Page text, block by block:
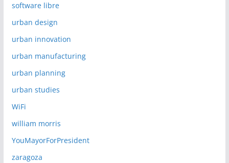
software libre
urban design
urban innovation
urban manufacturing
urban planning
urban studies
WiFi
william morris
YouMayorForPresident
zaragoza